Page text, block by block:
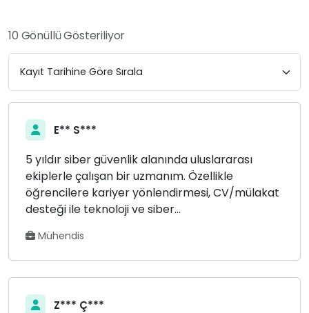
10 Gönüllü Gösteriliyor
E** S***
5 yıldır siber güvenlik alanında uluslararası
ekiplerle çalışan bir uzmanım. Özellikle
öğrencilere kariyer yönlendirmesi, CV/mülakat
desteği ile teknoloji ve siber...
Mühendis
Z*** Ç***